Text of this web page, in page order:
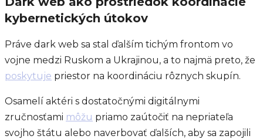
kybernetických útokov
Práve dark web sa stal ďalším tichým frontom vo
vojne medzi Ruskom a Ukrajinou, a to najmä preto, že
poskytuje priestor na koordináciu rôznych skupín.
Osamelí aktéri s dostatočnými digitálnymi
zručnosťami môžu priamo zaútočiť na nepriateľa
svojho štátu alebo naverbovať ďalších, aby sa zapojili